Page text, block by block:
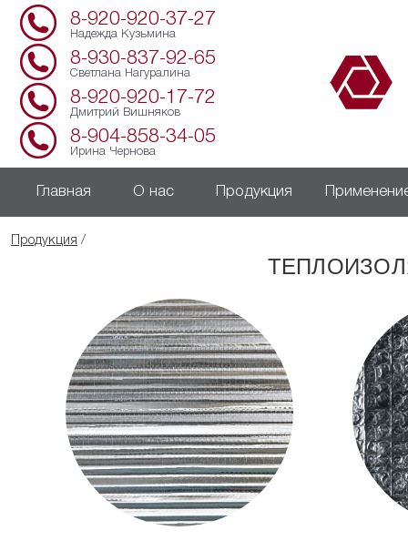
8-920-920-37-27
Надежда Кузьмина
8-930-837-92-65
Светлана Нагуралина
8-920-920-17-72
Дмитрий Вишняков
8-904-858-34-05
Ирина Чернова
Главная О нас Продукция
Продукция /